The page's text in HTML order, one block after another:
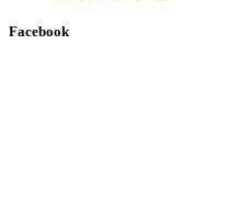
Facebook